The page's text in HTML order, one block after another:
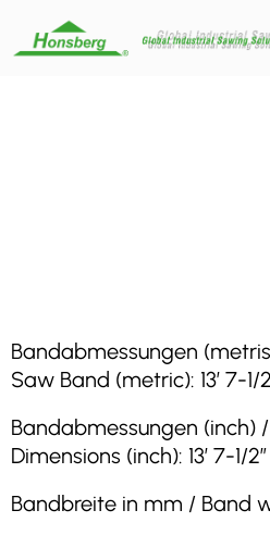
Bandabmessungen
Saw Band (metric): 13′ 7-1/
Bandabmessungen (inch)
Dimensions (inch): 13′ 7-1/
Bandbreite in mm / Band